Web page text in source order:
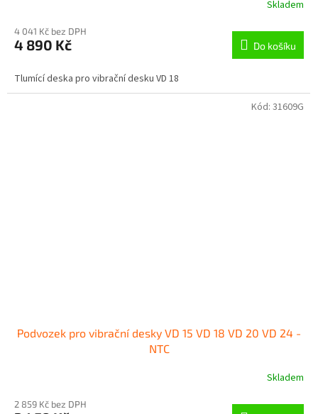
Skladem
4 041 Kč bez DPH
4 890 Kč Do košíku
Tlumící deska pro vibrační desku VD 18
Podvozek pro vibrační desky VD 15 VD 18 VD 20 VD 24 -
NTC
Skladem
2 859 Kč bez DPH
Kód: 31609G